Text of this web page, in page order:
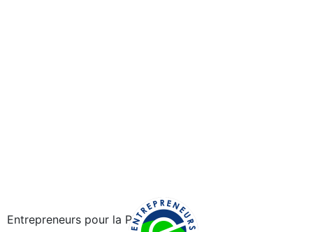
Entrepreneurs pour la Planète